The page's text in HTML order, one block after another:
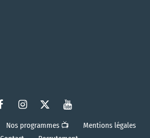
Nos programmes 📺
Mentions légales